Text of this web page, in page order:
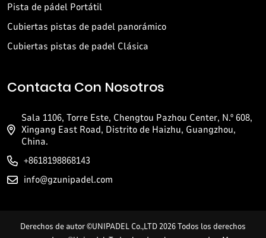
Pista de pádel Portátil
Cubiertas pistas de padel panorámico
Cubiertas pistas de padel Clásica
Contacta Con Nosotros
Sala 1106, Torre Este, Chengtou Pazhou Center, N.º 608,
Xingang East Road, Distrito de Haizhu, Guangzhou,
China.
+8618198868143
info@gzunipadel.com
Derechos de autor ©UNIPADEL Co.,LTD 2026 Todos los derechos